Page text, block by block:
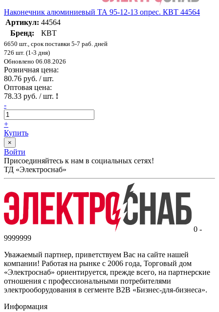
Наконечник алюминиевый ТА 95-12-13 опрес. КВТ 44564
Артикул: 44564
Бренд:
КВТ
6650 шт., срок поставки 5-7 раб. дней
726 шт. (1-3 дня)
Обновлено 06.08.2026
Розничная цена:
80.76 руб. / шт.
Оптовая цена:
78.33 руб. / шт. !
-
+
Купить
×
Войти
Присоединяйтесь к нам в социальных сетях!
ТД «Электроснаб»
0 -
9999999
Уважаемый партнер, приветствуем Вас на сайте нашей
компании! Работая на рынке с 2006 года, Торговый дом
«Электроснаб» ориентируется, прежде всего, на партнерские
отношения с профессиональными потребителями
электрооборудования в сегменте B2B «Бизнес-для-бизнеса».
Информация